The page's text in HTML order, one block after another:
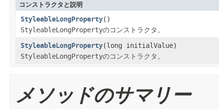
コンストラクタと説明
StyleableLongProperty()
StyleableLongPropertyのコンストラクタ。
StyleableLongProperty(long initialValue)
StyleableLongPropertyのコンストラクタ。
メソッドのサマリー